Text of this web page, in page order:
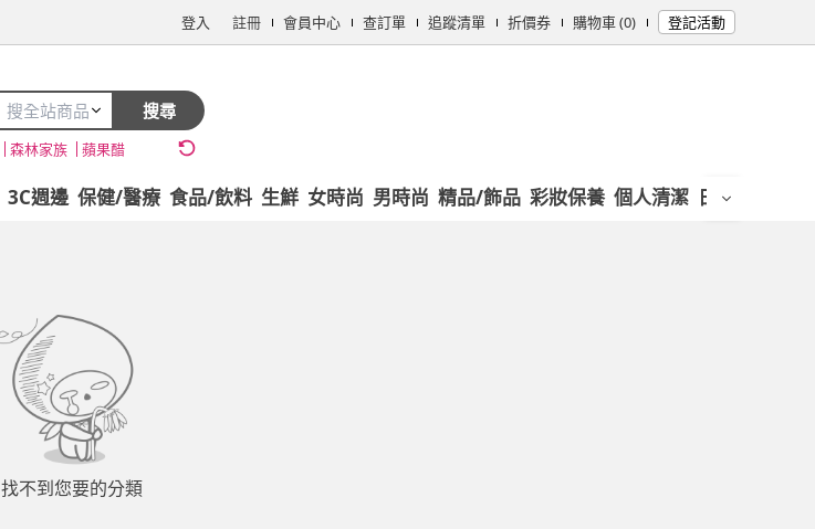
登入 註冊 會員中心 查訂單 追蹤清單 折價券 購物車 (0) 登記活動
搜全站商品 搜尋
森林家族 蘋果醋
3C週邊 保健/醫療 食品/飲料 生鮮 女時尚 男時尚 精品/飾品 彩妝保養 個人清潔 日用/紙品
找不到您要的分類